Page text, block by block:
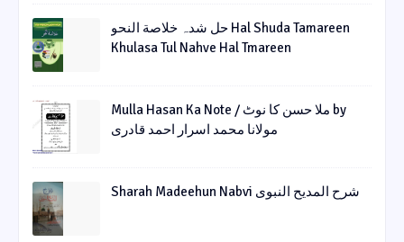
حل شدہ خلاصة النحو Hal Shuda Tamareen
Khulasa Tul Nahve Hal Tmareen
Mulla Hasan Ka Note / ملا حسن کا نوٹ by
مولانا محمد اسرار احمد قادری
Sharah Madeehun Nabvi شرح المدیح النبوی